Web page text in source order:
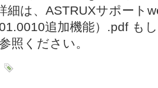
細は、ASTRUXサポート
追加機能）.pdf も
照ください。